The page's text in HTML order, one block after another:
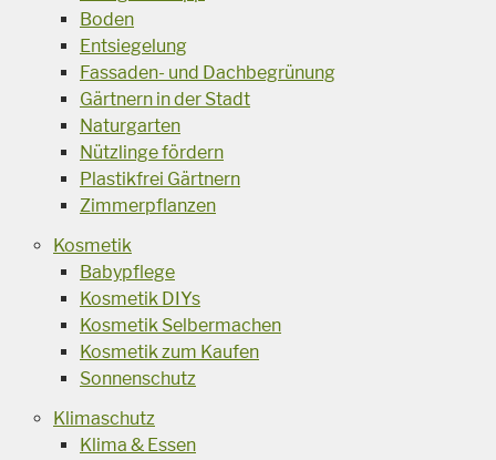
Boden
Entsiegelung
Fassaden- und Dachbegrünung
Gärtnern in der Stadt
Naturgarten
Nützlinge fördern
Plastikfrei Gärtnern
Zimmerpflanzen
Kosmetik
Babypflege
Kosmetik DIYs
Kosmetik Selbermachen
Kosmetik zum Kaufen
Sonnenschutz
Klimaschutz
Klima & Essen